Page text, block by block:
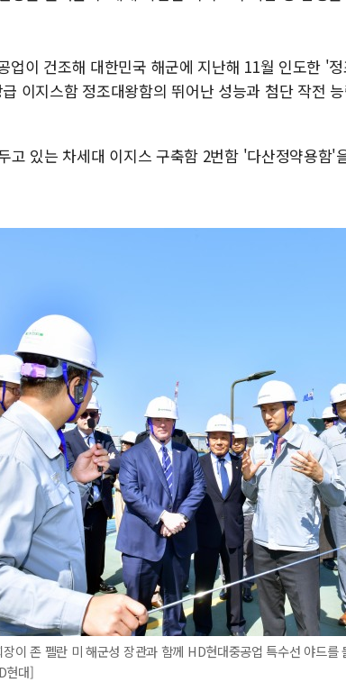
업이 건조해 대한민국 해군에 지난해 11월 인도한 '
이지스함 정조대왕함의 뛰어난 성능과 첨단 작전
고 있는 차세대 이지스 구축함 2번함 '다산정약용함'
이 존 펠란 미 해군성 장관과 함께 HD현대중공업 특수선 야드를
현대]